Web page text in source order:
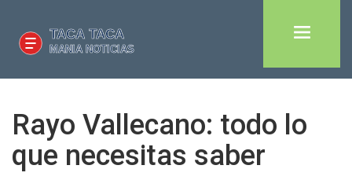
Rayo Vallecano: todo lo
que necesitas saber